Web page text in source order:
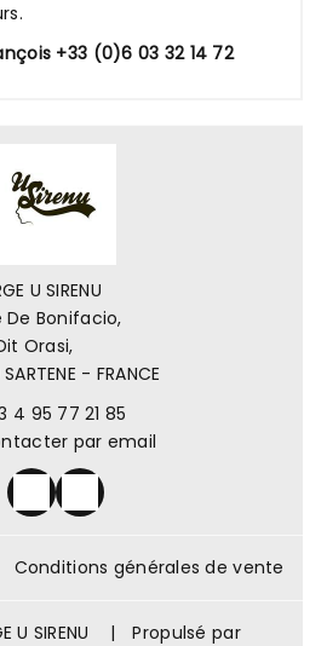
+33 (0)6 03 32 14 72
U SIRENU
De Bonifacio,
Orasi,
- FRANCE
4 95 77 21 85
par email
Conditions générales de vente
U SIRENU | Propulsé par